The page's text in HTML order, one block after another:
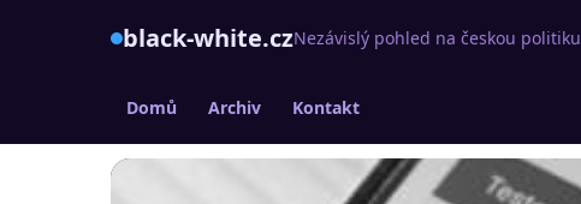
black-white.czNezávislý pohled na českou politiku
Domů Archiv Kontakt